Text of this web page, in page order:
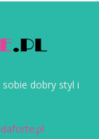
dobry styl i